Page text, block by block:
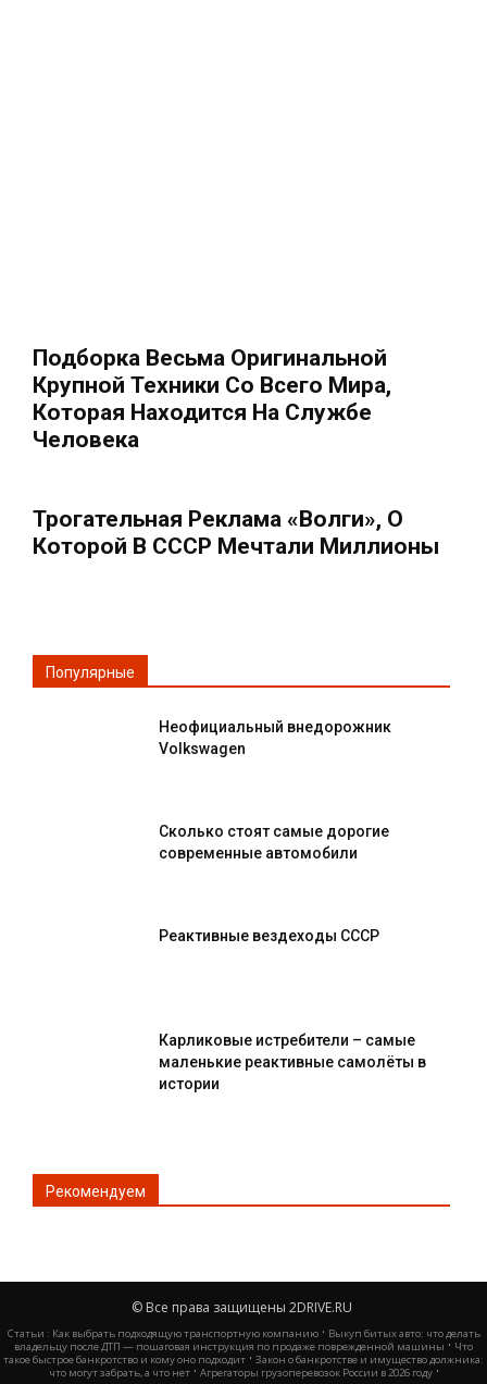
Подборка Весьма Оригинальной
Крупной Техники Со Всего Мира,
Которая Находится На Службе
Человека
Трогательная Реклама «Волги», О
Которой В СССР Мечтали Миллионы
Популярные
Неофициальный внедорожник
Volkswagen
Сколько стоят самые дорогие
современные автомобили
Реактивные вездеходы СССР
Карликовые истребители – самые
маленькие реактивные самолёты в
истории
Рекомендуем
© Все права защищены 2DRIVE.RU
Статьи : Как выбрать подходящую транспортную компанию· Выкуп битых авто: что делать
владельцу после ДТП — пошаговая инструкция по продаже поврежденной машины· Что
такое быстрое банкротство и кому оно подходит · Закон о банкротстве и имущество должника:
что могут забрать, а что нет· Агрегаторы грузоперевозок России в 2026 году·